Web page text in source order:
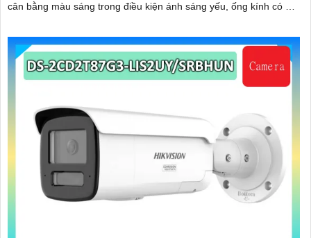
cân bằng màu sáng trong điều kiện ánh sáng yếu, ống kính có độ